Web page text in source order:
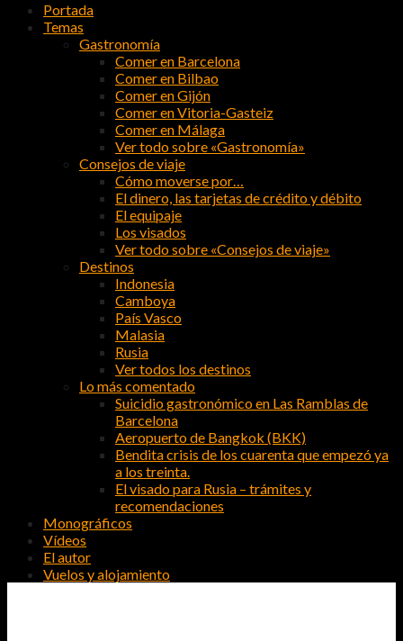
Portada
Temas
Gastronomía
Comer en Barcelona
Comer en Bilbao
Comer en Gijón
Comer en Vitoria-Gasteiz
Comer en Málaga
Ver todo sobre «Gastronomía»
Consejos de viaje
Cómo moverse por…
El dinero, las tarjetas de crédito y débito
El equipaje
Los visados
Ver todo sobre «Consejos de viaje»
Destinos
Indonesia
Camboya
País Vasco
Malasia
Rusia
Ver todos los destinos
Lo más comentado
Suicidio gastronómico en Las Ramblas de
Barcelona
Aeropuerto de Bangkok (BKK)
Bendita crisis de los cuarenta que empezó ya
a los treinta.
El visado para Rusia – trámites y
recomendaciones
Monográficos
Vídeos
El autor
Vuelos y alojamiento